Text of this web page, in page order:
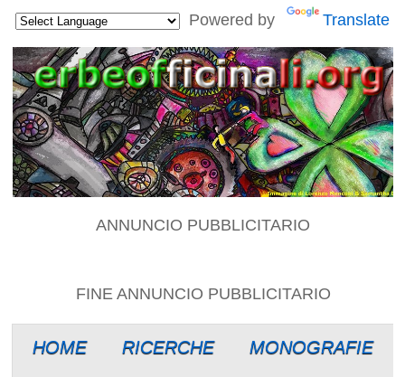
Powered by Translate
ANNUNCIO PUBBLICITARIO
FINE ANNUNCIO PUBBLICITARIO
HOME RICERCHE MONOGRAFIE